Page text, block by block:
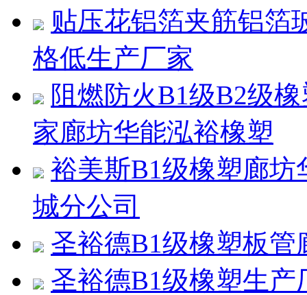
贴压花铝箔夹筋铝箔
格低生产厂家
阻燃防火B1级B2级
家廊坊华能泓裕橡塑
裕美斯B1级橡塑廊
城分公司
圣裕德B1级橡塑板
圣裕德B1级橡塑生